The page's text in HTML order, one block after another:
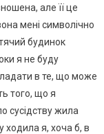
але її це
мені символічно
будинок
я не буду
в те, що може
того, що я
сусідству жила
ходила я, хоча б, в